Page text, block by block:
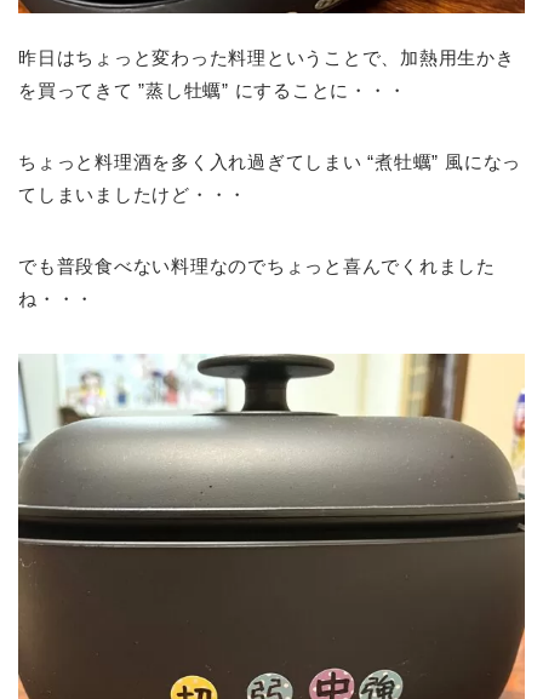
昨日はちょっと変わった料理ということで、加熱用生かき
を買ってきて ”蒸し牡蠣” にすることに・・・
ちょっと料理酒を多く入れ過ぎてしまい “煮牡蠣” 風になっ
てしまいましたけど・・・
でも普段食べない料理なのでちょっと喜んでくれました
ね・・・